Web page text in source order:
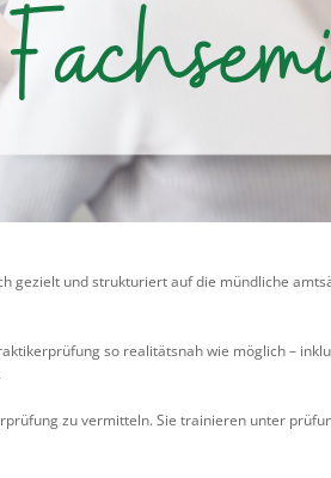
gezielt und strukturiert auf die mündliche
so realitätsnah wie möglich –
zu vermitteln. Sie trainieren unter